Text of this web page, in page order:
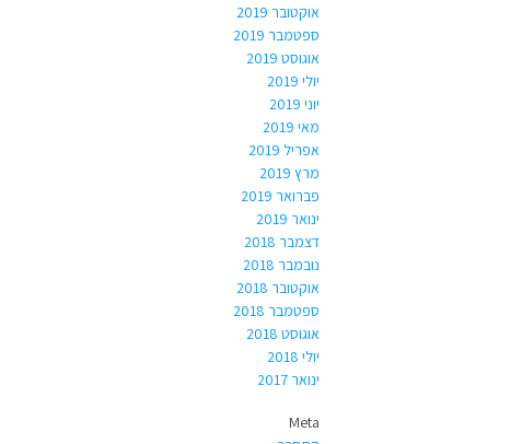
אוקטובר 2019
ספטמבר 2019
אוגוסט 2019
יולי 2019
יוני 2019
מאי 2019
אפריל 2019
מרץ 2019
פברואר 2019
ינואר 2019
דצמבר 2018
נובמבר 2018
אוקטובר 2018
ספטמבר 2018
אוגוסט 2018
יולי 2018
ינואר 2017
Meta